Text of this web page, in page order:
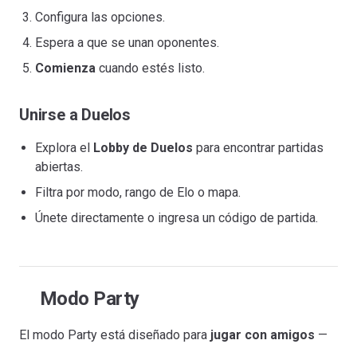
Configura las opciones.
Espera a que se unan oponentes.
Comienza cuando estés listo.
Unirse a Duelos
Explora el Lobby de Duelos para encontrar partidas
abiertas.
Filtra por modo, rango de Elo o mapa.
Únete directamente o ingresa un código de partida.
Modo Party
El modo Party está diseñado para jugar con amigos —